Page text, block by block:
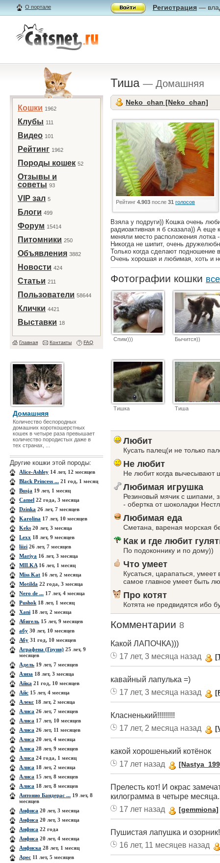
О портале Регистрация —
Кошки 1962
Клубы 111
Видео 101
Рейтинг 1962
Породы кошек 52
Отзывы и
советы 93
VIP зал 5
Блоги 499
Форум 15414
Питомники 250
Объявления 3882
Новости 424
Статьи 211
Пользователи 58644
Клички 4421
Выставки 18
Главная Контакты FAQ
Домашняя
Количество беспородных
домашних короткошерстных
кошек в четыре раза превышает
количество породистых даже в
тех странах, ...
Другие кошки этой породы:
Alice-Ashley 14 лет, 12 месяцев
Black Princess ... 21 год, 1 месяц
Busja 19 лет, 1 месяц
Camel 22 года, 3 месяца
Dzinka 26 лет, 7 месяцев
Karolina 17 лет, 10 месяцев
Keks 20 лет, 3 месяца
Lexx 18 лет, 9 месяцев
liizi 26 лет, 7 месяцев
Mariya 16 лет, 3 месяца
MILKA 16 лет, 1 месяц
Miss Kat 16 лет, 2 месяца
Motilda 22 года, 3 месяца
Nero de ... 17 лет, 4 месяца
Pushok 18 лет, 1 месяц
Xanі 18 лет, 2 месяца
Абигель 15 лет, 9 месяцев
абу 30 лет, 10 месяцев
Абу 31 год, 10 месяцев
Аграфена (Груня) 25 лет, 9
месяцев
Адель 19 лет, 7 месяцев
Азиза 18 лет, 3 месяца
Айка 21 год, 10 месяцев
Айс 15 лет, 4 месяца
Алекс 18 лет, 2 месяца
Алиса 26 лет, 7 месяцев
Алиса 17 лет, 10 месяцев
Алиса 26 лет, 11 месяцев
Алиса 20 лет, 4 месяца
Алиса 28 лет, 9 месяцев
Алиса 24 года, 1 месяц
Алиса 18 лет, 2 месяца
Алиса 15 лет, 8 месяцев
Алиса 18 лет, 8 месяцев
Антонио Бандерас ... 19 лет, 8
месяцев
Анфиса 20 лет, 3 месяца
Анфиса 20 лет, 3 месяца
Анфиса 22 года
Анфиса 20 лет, 4 месяца
Анфиска 28 лет, 1 месяц
Арес 11 лет, 5 месяцев
Тиша — Домашняя
Neko_chan [Neko_chan]
Рейтинг 4.903 после 31 голосов
Взяла у подруги)) Кошка очень
радиоактивная я б сказала)) А еще
меняли место расположения лотка
Никогда не шипит, очень
Только когда сделают подношение
Очень хорошая и любимая, хоть и
Фотографии кошки
Спим))) Бычится))
Тишка Тиша
Любит
Кусать палец(и не только
Не любит
Не любит когда вычесывают
Любимая игрушка
Резиновый мячик с шипами,
- обертка от шоколадки
Любимая еда
Сметана, вареная морская
Как и где любит
По подоконнику и по дому))
Что умеет
Кусаться, царапаться,
самое главное умеет быть
Про котят
Котята не предвидятся ибо
Комментарии 8
Какой ЛАПОЧКА)))
17 лет, 3 месяца назад
кавайный лапулька =)
17 лет, 3 месяца назад
Класненький!!!!!!!!!
17 лет, 2 месяца назад
какой хорошенький котёнок
17 лет назад
Прелесть кот! И окрас
килограмма в четыре
17 лет назад
[gemmiona]
Пушистая лапушка и озорник!
16 лет, 11 месяцев назад